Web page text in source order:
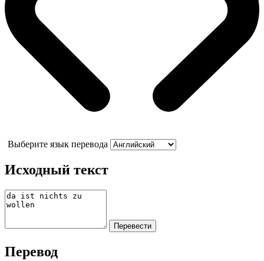
Выберите язык перевода
Исходный текст
Перевод